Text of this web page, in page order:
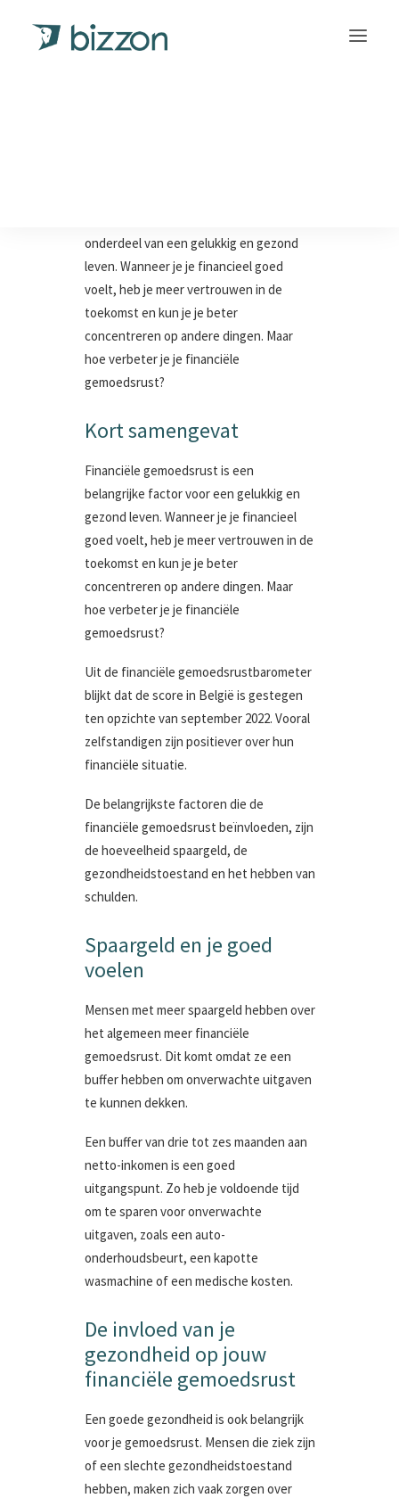
onderdeel van een gelukkig en gezond
leven. Wanneer je je financieel goed
voelt, heb je meer vertrouwen in de
toekomst en kun je je beter
concentreren op andere dingen. Maar
hoe verbeter je je financiële
gemoedsrust?
Kort samengevat
Financiële gemoedsrust is een
belangrijke factor voor een gelukkig en
gezond leven. Wanneer je je financieel
goed voelt, heb je meer vertrouwen in de
toekomst en kun je je beter
concentreren op andere dingen. Maar
hoe verbeter je je financiële
gemoedsrust?
Uit de financiële gemoedsrustbarometer
blijkt dat de score in België is gestegen
ten opzichte van september 2022. Vooral
zelfstandigen zijn positiever over hun
financiële situatie.
De belangrijkste factoren die de
financiële gemoedsrust beïnvloeden, zijn
de hoeveelheid spaargeld, de
gezondheidstoestand en het hebben van
schulden.
Spaargeld en je goed
voelen
Mensen met meer spaargeld hebben over
het algemeen meer financiële
gemoedsrust. Dit komt omdat ze een
buffer hebben om onverwachte uitgaven
te kunnen dekken.
Een buffer van drie tot zes maanden aan
netto-inkomen is een goed
uitgangspunt. Zo heb je voldoende tijd
om te sparen voor onverwachte
uitgaven, zoals een auto-
onderhoudsbeurt, een kapotte
wasmachine of een medische kosten.
De invloed van je
gezondheid op jouw
financiële gemoedsrust
Een goede gezondheid is ook belangrijk
voor je gemoedsrust. Mensen die ziek zijn
of een slechte gezondheidstoestand
hebben, maken zich vaak zorgen over